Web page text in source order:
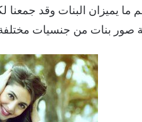
ما يميزان البنات وقد
صور بنات من جنسيات